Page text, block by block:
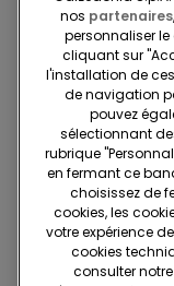
Projet Be The
Standard à
Membre du
Pour toute
5 jours ouvrables
nos partenaires
personnaliser le
cliquant sur
l'installation de
de navigation
pouvez
sélectionnant
rubrique
en fermant ce
choisissez de
cookies, les
votre expérience
cookies
consulter notre